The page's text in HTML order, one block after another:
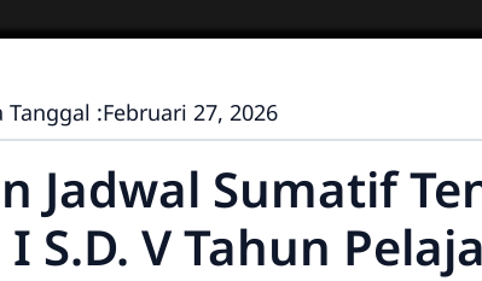
Tanggal :Februari 27, 2026
Jadwal Sumatif
I S.D. V Tahun